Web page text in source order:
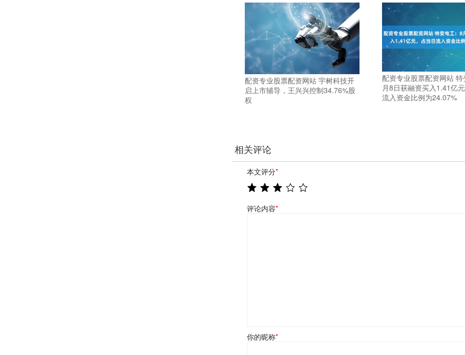
配资专业股票配资网站 宇树科技开
启上市辅导，王兴兴控制34.76%股
权
配资专业股票配资网站
月8日获融资买入1.41亿
流入资金比例为24.07%
相关评论
本文评分*
评论内容*
你的昵称*